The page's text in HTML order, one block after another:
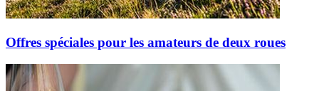
Offres spéciales pour les amateurs de deux roues